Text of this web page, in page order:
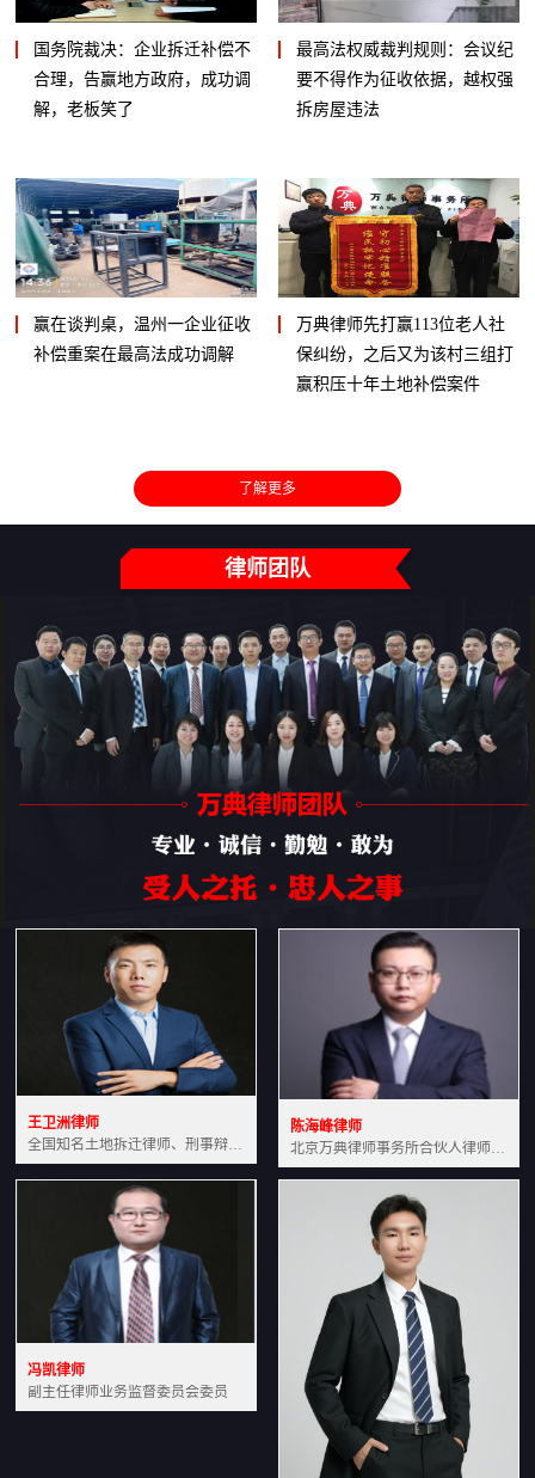
国务院裁决：企业拆迁补偿不
合理，告赢地方政府，成功调
解，老板笑了
最高法权威裁判规则：会议纪
要不得作为征收依据，越权强
拆房屋违法
赢在谈判桌，温州一企业征收
补偿重案在最高法成功调解
万典律师先打赢113位老人社
保纠纷，之后又为该村三组打
赢积压十年土地补偿案件
了解更多
律师团队
王卫洲律师
全国知名土地拆迁律师、刑事辩护律师北京万典律师事务所主任中国法学会会员北京市行政法研究会理事
陈海峰律师
北京万典律师事务所合伙人律师土地房产专业资深律师
冯凯律师
副主任律师业务监督委员会委员